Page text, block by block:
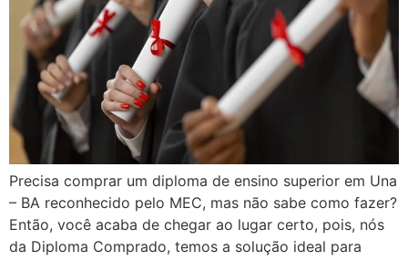
Precisa comprar um diploma de ensino superior em Una
– BA reconhecido pelo MEC, mas não sabe como fazer?
Então, você acaba de chegar ao lugar certo, pois, nós
da Diploma Comprado, temos a solução ideal para